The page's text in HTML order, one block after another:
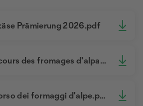
Prämierung 2026.pdf
Inscription Concours des fromages d'alpage 2026.pdf
Iscrizione Concorso dei formaggi d'alpe.pdf